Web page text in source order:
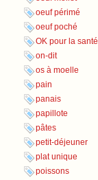
oeuf périmé
oeuf poché
OK pour la santé
on-dit
os à moelle
pain
panais
papillote
pâtes
petit-déjeuner
plat unique
poissons